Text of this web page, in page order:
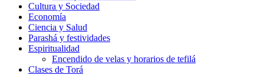
Cultura y Sociedad
Economía
Ciencia y Salud
Parashá y festividades
Espiritualidad
Encendido de velas y horarios de tefilá
Clases de Torá